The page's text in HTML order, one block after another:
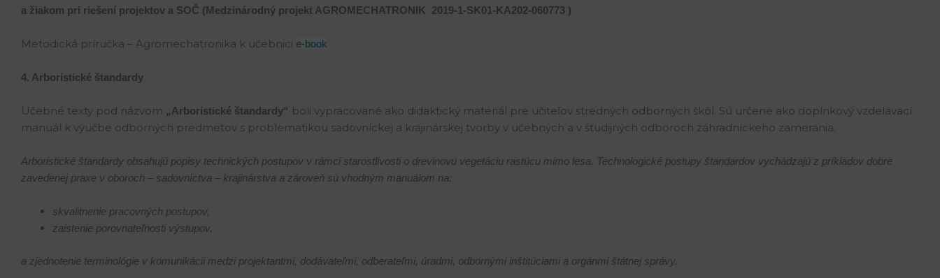
a žiakom pri riešení projektov a SOČ (Medzinárodný projekt AGROMECHATRONIK 2019-1-SK01-KA202-060773 )
Metodická príručka – Agromechatronika k učebnici e-book
4. Arboristické štandardy
Učebné texty pod názvom „Arboristické štandardy“ boli vypracované ako didaktický materiál pre učiteľov stredných odborných škôl. Sú určené ako doplnkový vzdelávací
manuál k výučbe odborných predmetov s problematikou sadovníckej a krajinárskej tvorby v učebných a v študijných odboroch záhradníckeho zamerania.
Arboristické štandardy obsahujú popisy technických postupov v rámci starostlivosti o drevinovú vegetáciu rastúcu mimo lesa. Technologické postupy štandardov vychádzajú z príkladov dobre
zavedenej praxe v oboroch – sadovníctva – krajinárstva a zároveň sú vhodným manuálom na:
skvalitnenie pracovných postupov,
zaistenie porovnateľnosti výstupov,
a zjednotenie terminológie v komunikácii medzi projektantmi, dodávateľmi, odberateľmi, úradmi, odbornými inštitúciami a orgánmi štátnej správy.